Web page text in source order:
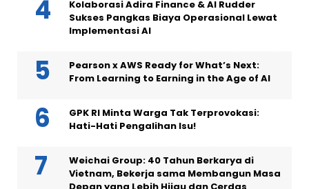
Kolaborasi Adira Finance & AI Rudder
Sukses Pangkas Biaya Operasional Lewat
Implementasi AI
Pearson x AWS Ready for What’s Next:
From Learning to Earning in the Age of AI
GPK RI Minta Warga Tak Terprovokasi:
Hati-Hati Pengalihan Isu!
Weichai Group: 40 Tahun Berkarya di
Vietnam, Bekerja sama Membangun Masa